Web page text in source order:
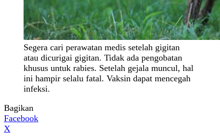
Segera cari perawatan medis setelah gigitan
atau dicurigai gigitan. Tidak ada pengobatan
khusus untuk rabies. Setelah gejala muncul, hal
ini hampir selalu fatal. Vaksin dapat mencegah
infeksi.
Bagikan
Facebook
X